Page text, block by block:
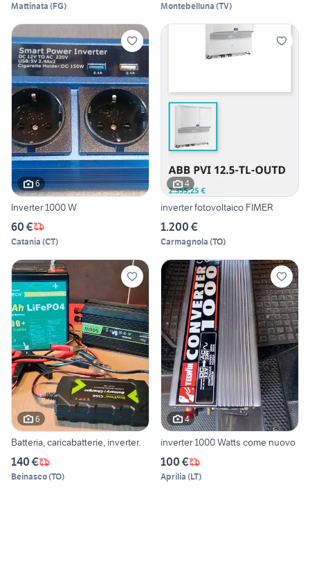
Mattinata (FG) Montebelluna (TV)
6
Inverter 1000 W
60 €
Catania (CT)
4
inverter fotovoltaico FIMER
1.200 €
Carmagnola (TO)
6
Batteria, caricabatterie, inverter.
140 €
Beinasco(TO)
4
inverter 1000 Watts come nuovo
100 €
Aprilia (LT)